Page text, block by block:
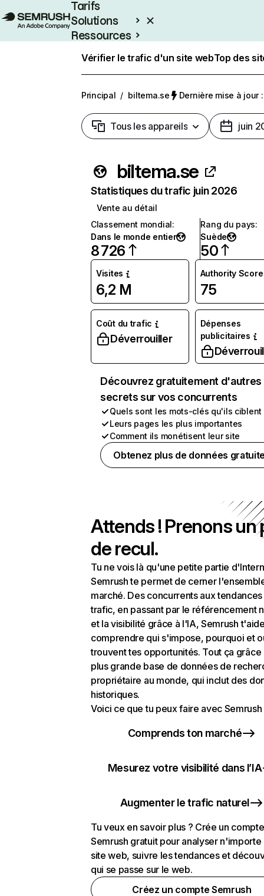
Tarifs
Solutions
Ressources
Vérifier le trafic d'un site webTop des
Principal / biltema.se Dernière mise à jour
Tous les appareils juin
biltema.se
Statistiques du trafic juin 2026
Vente au détail
Classement mondial:
Dans le monde entier
8 726
Rang du pays:
Suède
50
Visites
6,2 M
Authority Score
75
Coût du trafic
Déverrouiller
Dépenses
publicitaires
Découvrez gratuitement d'autres
secrets sur vos concurrents
Quels sont les mots-clés qu'ils ciblent
Leurs pages les plus importantes
Comment ils monétisent leur site
Obtenez plus de données
Attends ! Prenons un
de recul.
Tu ne vois là qu'une petite partie
Semrush te permet de cerner
marché. Des concurrents aux
trafic, en passant par le référencement
et la visibilité grâce à l'IA, Semrush
comprendre qui s'impose, pourquoi et
trouvent tes opportunités. Tout ça grâce
plus grande base de données de
propriétaire au monde, qui inclut des
historiques.
Voici ce que tu peux faire avec Semrush
Comprends ton marché
Mesurez votre visibilité dans l’IA
Augmenter le trafic naturel
Tu veux en savoir plus ? Crée un compte
Semrush gratuit pour analyser n'importe
site web, suivre les tendances et
qui se passe sur le web.
Créez un compte Semrush